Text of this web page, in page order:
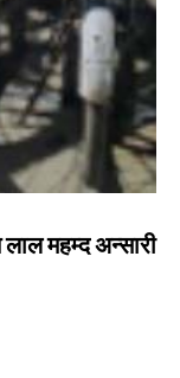
महम्द अन्सारी